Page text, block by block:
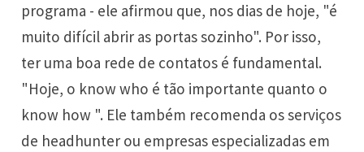
programa - ele afirmou que, nos dias de hoje, "é
muito difícil abrir as portas sozinho". Por isso,
ter uma boa rede de contatos é fundamental.
"Hoje, o know who é tão importante quanto o
know how ". Ele também recomenda os serviços
de headhunter ou empresas especializadas em